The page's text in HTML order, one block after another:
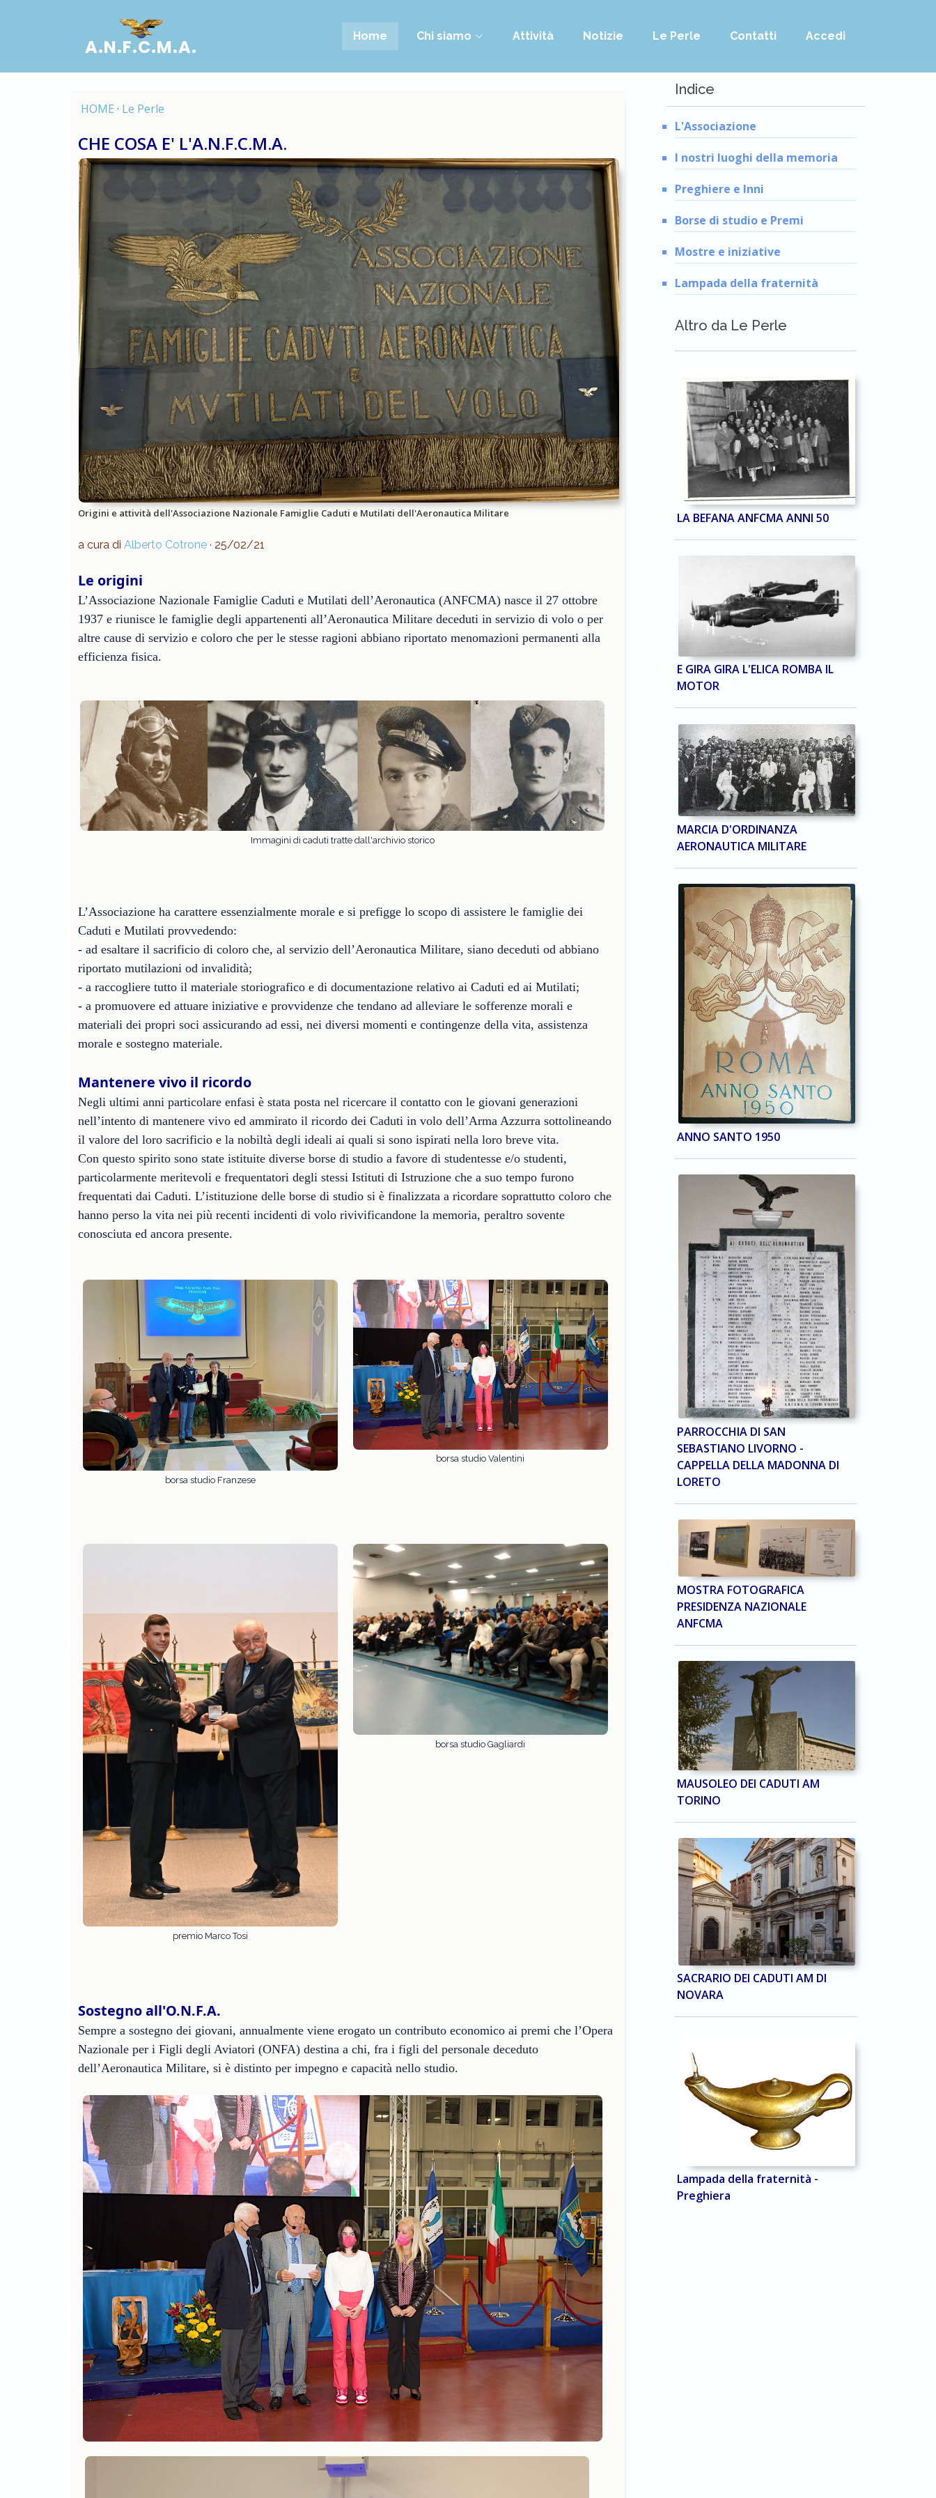
A.N.F.C.M.A. Home Chi siamo Attività Notizie Le Perle Contatti Accedi
HOME · Le Perle
CHE COSA E' L'A.N.F.C.M.A.
Origini e attività dell'Associazione Nazionale Famiglie Caduti e Mutilati dell'Aeronautica Militare
a cura di Alberto Cotrone· 25/02/21
Le origini
L’Associazione Nazionale Famiglie Caduti e Mutilati dell’Aeronautica (ANFCMA) nasce il 27 ottobre
1937 e riunisce le famiglie degli appartenenti all’Aeronautica Militare deceduti in servizio di volo o per
altre cause di servizio e coloro che per le stesse ragioni abbiano riportato menomazioni permanenti alla
efficienza fisica.
Immagini di caduti tratte dall'archivio storico
L’Associazione ha carattere essenzialmente morale e si prefigge lo scopo di assistere le famiglie dei
Caduti e Mutilati provvedendo:
- ad esaltare il sacrificio di coloro che, al servizio dell’Aeronautica Militare, siano deceduti od abbiano
riportato mutilazioni od invalidità;
- a raccogliere tutto il materiale storiografico e di documentazione relativo ai Caduti ed ai Mutilati;
- a promuovere ed attuare iniziative e provvidenze che tendano ad alleviare le sofferenze morali e
materiali dei propri soci assicurando ad essi, nei diversi momenti e contingenze della vita, assistenza
morale e sostegno materiale.
Mantenere vivo il ricordo
Negli ultimi anni particolare enfasi è stata posta nel ricercare il contatto con le giovani generazioni
nell’intento di mantenere vivo ed ammirato il ricordo dei Caduti in volo dell’Arma Azzurra sottolineando
il valore del loro sacrificio e la nobiltà degli ideali ai quali si sono ispirati nella loro breve vita.
Con questo spirito sono state istituite diverse borse di studio a favore di studentesse e/o studenti,
particolarmente meritevoli e frequentatori degli stessi Istituti di Istruzione che a suo tempo furono
frequentati dai Caduti. L’istituzione delle borse di studio si è finalizzata a ricordare soprattutto coloro che
hanno perso la vita nei più recenti incidenti di volo rivivificandone la memoria, peraltro sovente
conosciuta ed ancora presente.
borsa studio Franzese
borsa studio Valentini
premio Marco Tosi
borsa studio Gagliardi
Sostegno all'O.N.F.A.
Sempre a sostegno dei giovani, annualmente viene erogato un contributo economico ai premi che l’Opera
Nazionale per i Figli degli Aviatori (ONFA) destina a chi, fra i figli del personale deceduto
dell’Aeronautica Militare, si è distinto per impegno e capacità nello studio.
Indice
L'Associazione
I nostri luoghi della memoria
Preghiere e Inni
Borse di studio e Premi
Mostre e iniziative
Lampada della fraternità
Altro da Le Perle
LA BEFANA ANFCMA ANNI 50
E GIRA GIRA L'ELICA ROMBA IL
MOTOR
MARCIA D'ORDINANZA
AERONAUTICA MILITARE
ANNO SANTO 1950
PARROCCHIA DI SAN
SEBASTIANO LIVORNO -
CAPPELLA DELLA MADONNA DI
LORETO
MOSTRA FOTOGRAFICA
PRESIDENZA NAZIONALE
ANFCMA
MAUSOLEO DEI CADUTI AM
TORINO
SACRARIO DEI CADUTI AM DI
NOVARA
Lampada della fraternità -
Preghiera